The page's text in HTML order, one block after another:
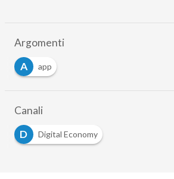
Argomenti
A
app
Canali
D
Digital Economy